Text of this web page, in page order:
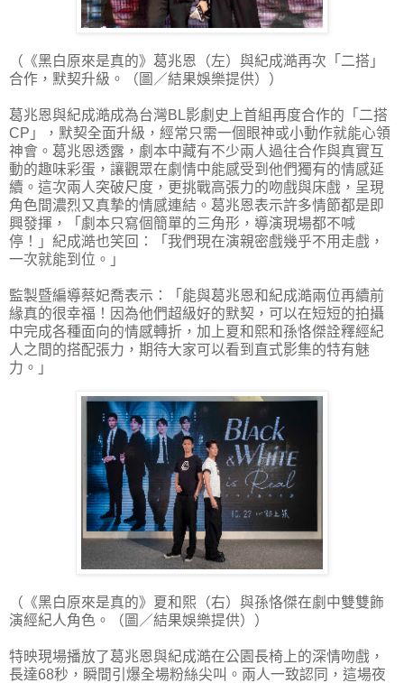
（《黑白原來是真的》葛兆恩（左）與紀成澔再次「二搭」
合作，默契升級。（圖／結果娛樂提供））
葛兆恩與紀成澔成為台灣BL影劇史上首組再度合作的「二搭
CP」，默契全面升級，經常只需一個眼神或小動作就能心領
神會。葛兆恩透露，劇本中藏有不少兩人過往合作與真實互
動的趣味彩蛋，讓觀眾在劇情中能感受到他們獨有的情感延
續。這次兩人突破尺度，更挑戰高張力的吻戲與床戲，呈現
角色間濃烈又真摯的情感連結。葛兆恩表示許多情節都是即
興發揮，「劇本只寫個簡單的三角形，導演現場都不喊
停！」紀成澔也笑回：「我們現在演親密戲幾乎不用走戲，
一次就能到位。」
監製暨編導蔡妃喬表示：「能與葛兆恩和紀成澔兩位再續前
緣真的很幸福！因為他們超級好的默契，可以在短短的拍攝
中完成各種面向的情感轉折，加上夏和熙和孫恪傑詮釋經紀
人之間的搭配張力，期待大家可以看到直式影集的特有魅
力。」
（《黑白原來是真的》夏和熙（右）與孫恪傑在劇中雙雙飾
演經紀人角色。（圖／結果娛樂提供））
特映現場播放了葛兆恩與紀成澔在公園長椅上的深情吻戲，
長達68秒，瞬間引爆全場粉絲尖叫。兩人一致認同，這場夜